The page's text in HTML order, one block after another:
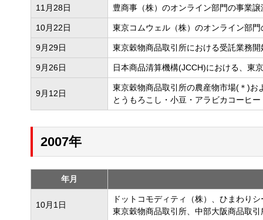
11月28日 豊商事（株）のオンライン部門の事業譲
10月22日 東京コムウェル（株）のオンライン部
9月29日 東京穀物商品取引所における受託業務開
9月26日 日本商品清算機構(JCCH)における、東
9月12日
東京穀物商品取引所の農産物市場(＊)
とうもろこし・小豆・アラビカコーヒ
2007年
年月
10月1日
ドットコモディティ（株）、ひまわり
東京穀物商品取引所、中部大阪商品取